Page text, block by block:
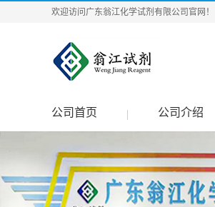
欢迎访问广东翁江化学试剂有限公司官网！
公司首页 公司介绍